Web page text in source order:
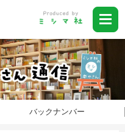
バックナンバー